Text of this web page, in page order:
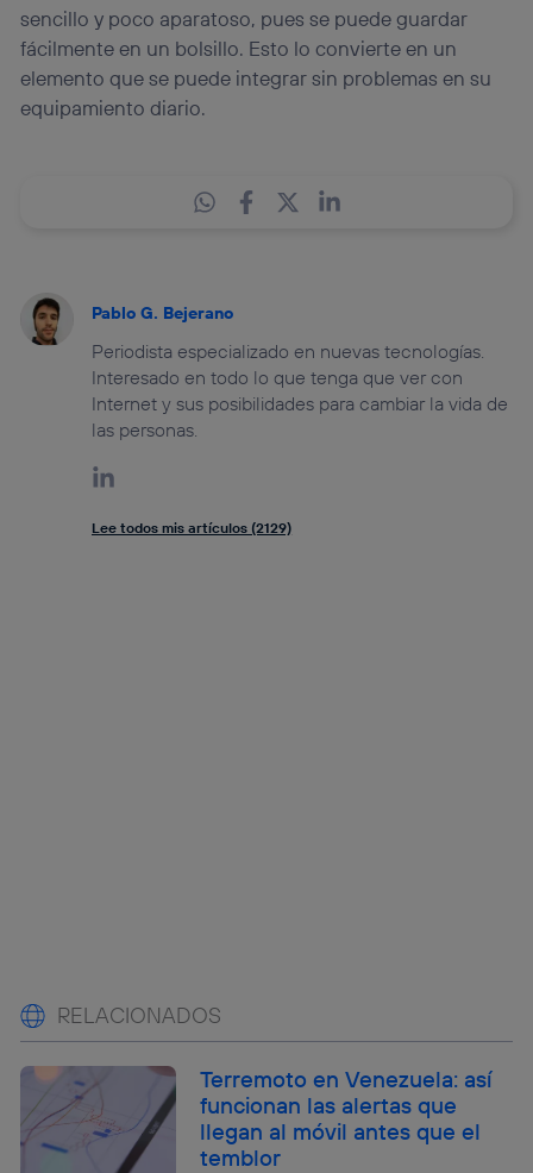
sencillo y poco aparatoso, pues se puede guardar
fácilmente en un bolsillo. Esto lo convierte en un
elemento que se puede integrar sin problemas en su
equipamiento diario.
Pablo G. Bejerano
Periodista especializado en nuevas tecnologías.
Interesado en todo lo que tenga que ver con
Internet y sus posibilidades para cambiar la vida de
las personas.
Lee todos mis artículos (2129)
RELACIONADOS
Terremoto en Venezuela: así
funcionan las alertas que
llegan al móvil antes que el
temblor